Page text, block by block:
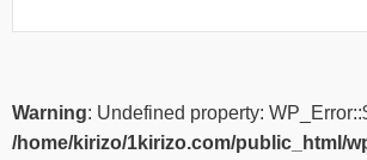
Warning: Undefined property:
/home/kirizo/1kirizo.com/public_html/